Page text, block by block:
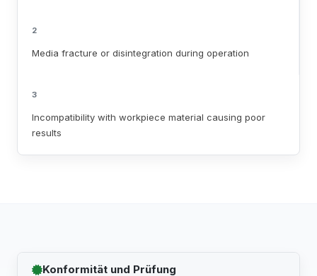
2
Media fracture or disintegration during operation
3
Incompatibility with workpiece material causing poor
results
Konformität und Prüfung